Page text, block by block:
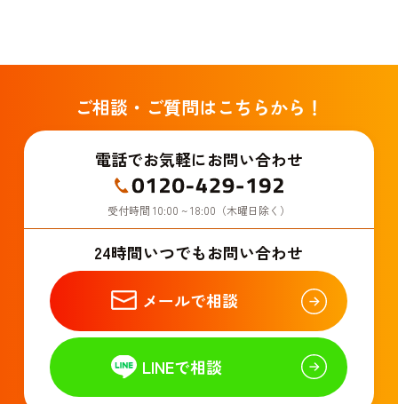
ご相談・ご質問はこちらから！
電話でお気軽にお問い合わせ
受付時間 10:00 ~ 18:00（木曜日除く）
24時間いつでもお問い合わせ
メールで相談
LINEで相談